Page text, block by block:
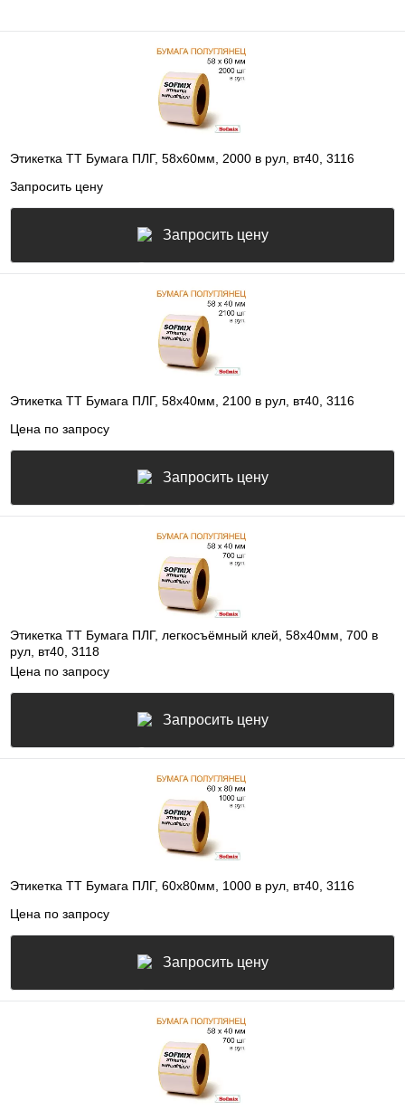
Этикетка ТТ Бумага ПЛГ, 58х60мм, 2000 в рул, вт40, 3116
Запросить цену
Запросить цену
Этикетка ТТ Бумага ПЛГ, 58х40мм, 2100 в рул, вт40, 3116
Цена по запросу
Запросить цену
Этикетка ТТ Бумага ПЛГ, легкосъёмный клей, 58х40мм, 700 в
рул, вт40, 3118
Цена по запросу
Запросить цену
Этикетка ТТ Бумага ПЛГ, 60х80мм, 1000 в рул, вт40, 3116
Цена по запросу
Запросить цену